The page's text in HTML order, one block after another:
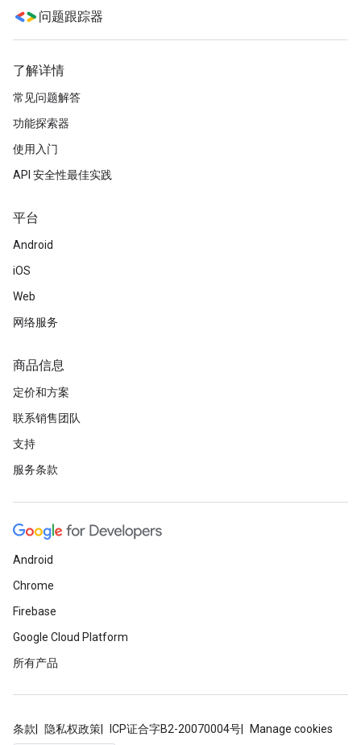
问题跟踪器
了解详情
常见问题解答
功能探索器
使用入门
API 安全性最佳实践
平台
Android
iOS
Web
网络服务
商品信息
定价和方案
联系销售团队
支持
服务条款
Android
Chrome
Firebase
Google Cloud Platform
所有产品
条款 隐私权政策 ICP证合字B2-20070004号 Manage cookies